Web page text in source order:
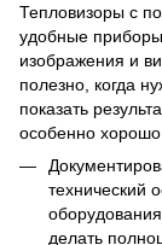
Тепловизоры с
удобные
изображения и
полезно, когда
показать
особенно
технический
делать